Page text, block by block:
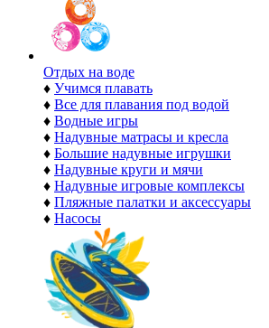
Отдых на воде
♦ Учимся плавать
♦ Все для плавания под водой
♦ Водные игры
♦ Надувные матрасы и кресла
♦ Большие надувные игрушки
♦ Надувные круги и мячи
♦ Надувные игровые комплексы
♦ Пляжные палатки и аксессуары
♦ Насосы